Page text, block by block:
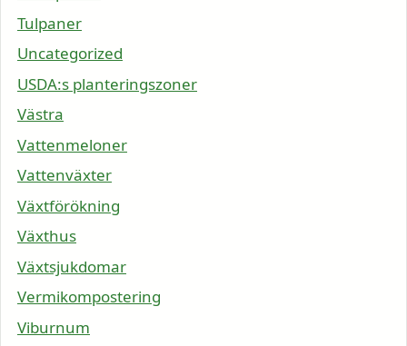
Tulpaner
Uncategorized
USDA:s planteringszoner
Västra
Vattenmeloner
Vattenväxter
Växtförökning
Växthus
Växtsjukdomar
Vermikompostering
Viburnum